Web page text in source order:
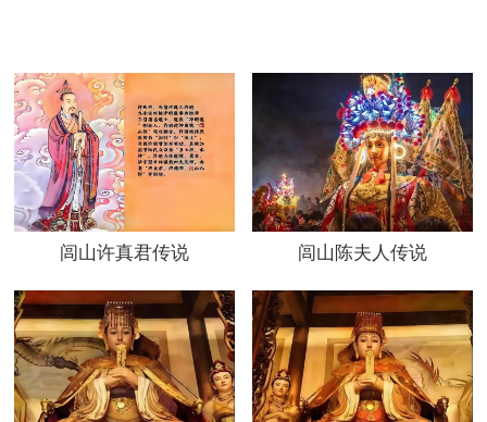
闾山许真君传说 闾山陈夫人传说